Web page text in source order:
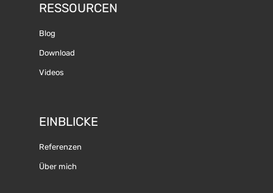
RESSOURCEN
Blog
Download
Videos
EINBLICKE
Referenzen
Über mich